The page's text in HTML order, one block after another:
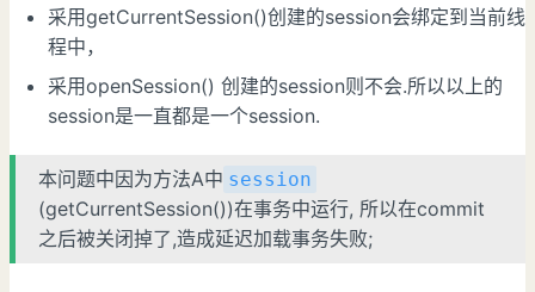
采用getCurrentSession()创建的session会绑定到当前线
程中，
采用openSession() 创建的session则不会.所以以上的
session是一直都是一个session.
本问题中因为方法A中 session
(getCurrentSession())在事务中运行, 所以在commit
之后被关闭掉了,造成延迟加载事务失败;